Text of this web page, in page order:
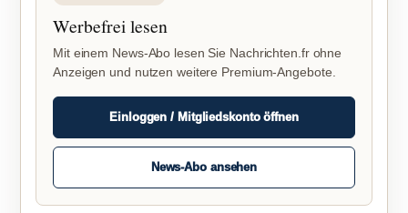
Werbefrei lesen
Mit einem News-Abo lesen Sie Nachrichten.fr ohne
Anzeigen und nutzen weitere Premium-Angebote.
Einloggen / Mitgliedskonto öffnen
News-Abo ansehen